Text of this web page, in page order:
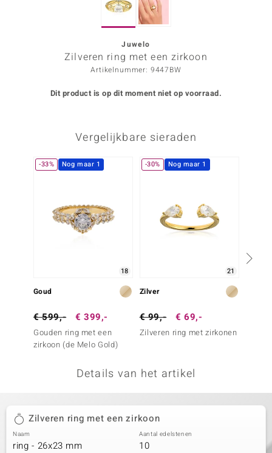
Juwelo
Zilveren ring met een zirkoon
Artikelnummer: 9447BW
Dit product is op dit moment niet op voorraad.
Vergelijkbare sieraden
-33% Nog maar 1
18
Goud
€ 599,- € 399,-
Gouden ring met een
zirkoon (de Melo Gold)
-30% Nog maar 1
21
Zilver
€ 99,- € 69,-
Zilveren ring met zirkonen
Details van het artikel
Zilveren ring met een zirkoon
Naam
ring - 26x23 mm
Aantal edelstenen
10